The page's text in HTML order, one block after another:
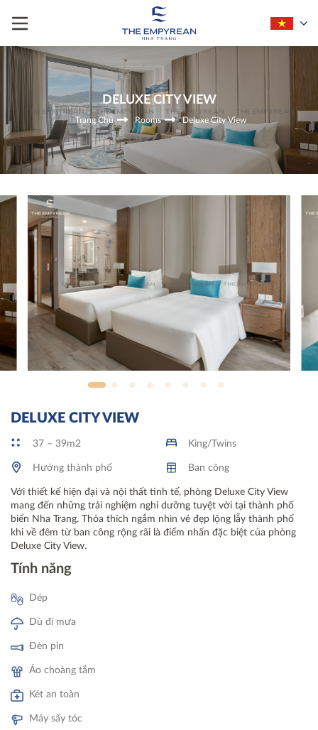
DELUXE CITY VIEW
Trang Chủ Rooms Deluxe City View
DELUXE CITY VIEW
37 – 39m2 King/Twins
Hướng thành phố Ban công
Với thiết kế hiện đại và nội thất tinh tế, phòng Deluxe City View
mang đến những trải nghiệm nghỉ dưỡng tuyệt vời tại thành phố
biển Nha Trang. Thỏa thích ngắm nhìn vẻ đẹp lộng lẫy thành phố
khi về đêm từ ban công rộng rãi là điểm nhấn đặc biệt của phòng
Deluxe City View.
Tính năng
Dép
Dù đi mưa
Đèn pin
Áo choàng tắm
Két an toàn
Máy sấy tóc